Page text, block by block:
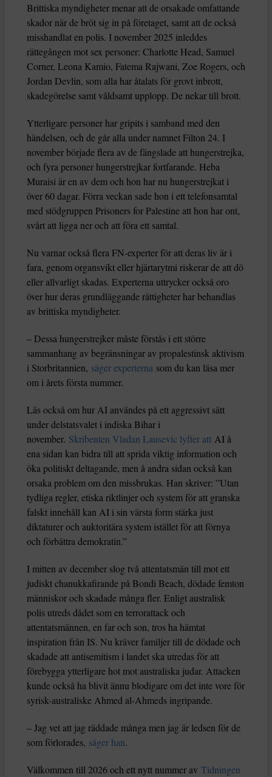
Brittiska myndigheter menar att de orsakade omfattande
skador när de bröt sig in på företaget, samt att de också
misshandlat en polis. I november 2025 inleddes
rättegången mot sex personer: Charlotte Head, Samuel
Corner, Leona Kamio, Fatema Rajwani, Zoe Rogers, och
Jordan Devlin, som alla har åtalats för grovt inbrott,
skadegörelse samt våldsamt upplopp. De nekar till brott.
Ytterligare personer har gripits i samband med den
händelsen, och de går alla under namnet Filton 24. I
november började flera av de fängslade att hungerstrejka,
och fyra personer hungerstrejkar fortfarande. Heba
Muraisi är en av dem och hon har nu hungerstrejkat i
över 60 dagar. Förra veckan sade hon i ett telefonsamtal
med stödgruppen Prisoners for Palestine att hon har ont,
svårt att ligga ner och att föra ett samtal.
Nu varnar också flera FN-experter för att deras liv är i
fara, genom organsvikt eller hjärtarytmi riskerar de att dö
eller allvarligt skadas. Experterna uttrycker också oro
över hur deras grundläggande rättigheter har behandlas
av brittiska myndigheter.
– Dessa hungerstrejker måste förstås i ett större
sammanhang av begränsningar av propalestinsk aktivism
i Storbritannien, säger experterna som du kan läsa mer
om i årets första nummer.
Läs också om hur AI användes på ett aggressivt sätt
under delstatsvalet i indiska Bihar i
november. Skribenten Vladan Lausevic lyfter att AI å
ena sidan kan bidra till att sprida viktig information och
öka politiskt deltagande, men å andra sidan också kan
orsaka problem om den missbrukas. Han skriver: ”Utan
tydliga regler, etiska riktlinjer och system för att granska
falskt innehåll kan AI i sin värsta form stärka just
diktaturer och auktoritära system istället för att förnya
och förbättra demokratin.”
I mitten av december slog två attentatsmän till mot ett
judiskt chanukkafirande på Bondi Beach, dödade femton
människor och skadade många fler. Enligt australisk
polis utreds dådet som en terrorattack och
attentatsmännen, en far och son, tros ha hämtat
inspiration från IS. Nu kräver familjer till de dödade och
skadade att antisemitism i landet ska utredas för att
förebygga ytterligare hot mot australiska judar. Attacken
kunde också ha blivit ännu blodigare om det inte vore för
syrisk-australiske Ahmed al-Ahmeds ingripande.
– Jag vet att jag räddade många men jag är ledsen för de
som förlorades, säger han.
Välkommen till 2026 och ett nytt nummer av Tidningen